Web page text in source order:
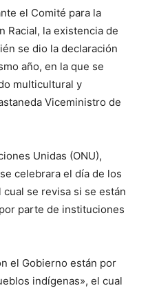
el Comité para la
Racial, la existencia de
se dio la declaración
año, en la que se
multicultural y
Viceministro de
Unidas (ONU),
celebrara el día de los
se revisa si se están
parte de instituciones
el Gobierno están por
indígenas», el cual